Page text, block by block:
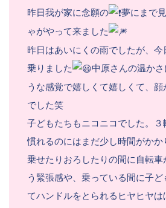
昨日我が家に念願の
夢にまで
ゃがやって来ました
昨日はあいにくの雨でしたが、今
乗りました
中原さんの温か
うな感覚で嬉しくて嬉しくて、顔
でした笑
子どもたちもニコニコでした。３
慣れるのにはまだ少し時間がかか
乗せたりおろしたりの間に自転車
う緊張感や、乗っている間に子
てハンドルをとられるヒヤヒヤ